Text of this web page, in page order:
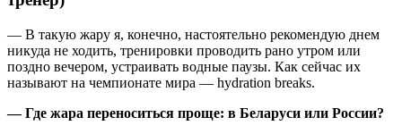
— В такую жару я, конечно, настоятельно рекомендую днем
никуда не ходить, тренировки проводить рано утром или
поздно вечером, устраивать водные паузы. Как сейчас их
называют на чемпионате мира — hydration breaks.
— Где жара переноситься проще: в Беларуси или России?